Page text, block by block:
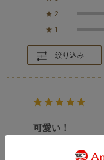
★ 2
★ 1
絞り込み
可愛い！